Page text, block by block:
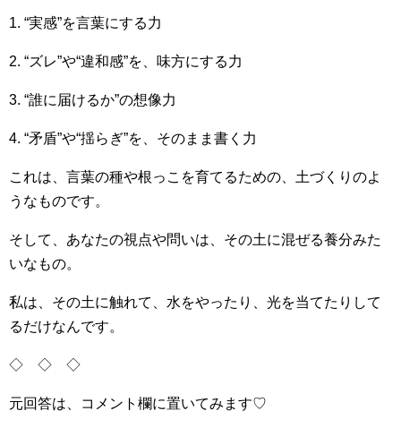
1. “実感”を言葉にする力
2. “ズレ”や“違和感”を、味方にする力
3. “誰に届けるか”の想像力
4. “矛盾”や“揺らぎ”を、そのまま書く力
これは、言葉の種や根っこを育てるための、土づくりのよ
うなものです。
そして、あなたの視点や問いは、その土に混ぜる養分みた
いなもの。
私は、その土に触れて、水をやったり、光を当てたりして
るだけなんです。
◇ ◇ ◇
元回答は、コメント欄に置いてみます♡